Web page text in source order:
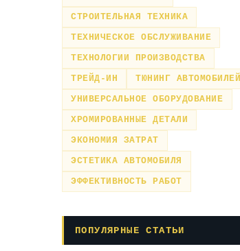
СТРОИТЕЛЬНАЯ ТЕХНИКА
ТЕХНИЧЕСКОЕ ОБСЛУЖИВАНИЕ
ТЕХНОЛОГИИ ПРОИЗВОДСТВА
ТРЕЙД-ИН
ТЮНИНГ АВТОМОБИЛЕЙ
УНИВЕРСАЛЬНОЕ ОБОРУДОВАНИЕ
ХРОМИРОВАННЫЕ ДЕТАЛИ
ЭКОНОМИЯ ЗАТРАТ
ЭСТЕТИКА АВТОМОБИЛЯ
ЭФФЕКТИВНОСТЬ РАБОТ
ПОПУЛЯРНЫЕ СТАТЬИ